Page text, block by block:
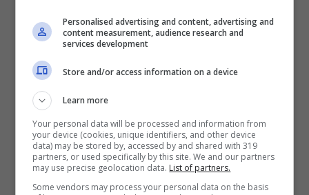
Tornando alle dichiarazioni diAndrea
Personalised advertising and content, advertising and
content measurement, audience research and
services development
Store and/or access information on a device
Learn more
Your personal data will be processed and information from
your device (cookies, unique identifiers, and other device
data) may be stored by, accessed by and shared with 319
partners, or used specifically by this site. We and our partners
may use precise geolocation data. List of partners.
Some vendors may process your personal data on the basis